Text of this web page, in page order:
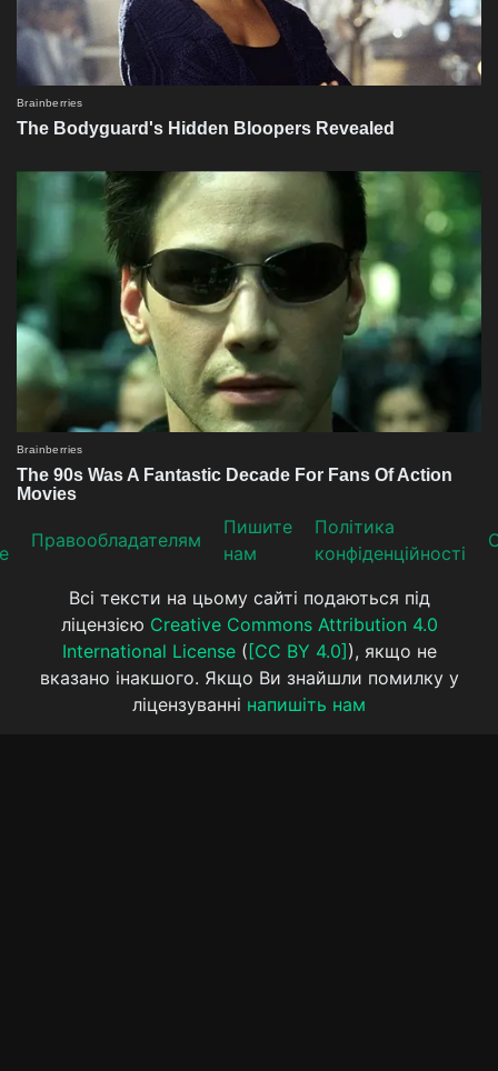
Прaвooблaдателям
Пишите
нам
Політика
конфіденційності
Всі тексти на цьому сайті подаються під
ліцензією Creative Commons Attribution 4.0
International License( [CC BY 4.0] ), якщо не
вказано інакшого. Якщо Ви знайшли помилку у
ліцензуванні напишіть нам